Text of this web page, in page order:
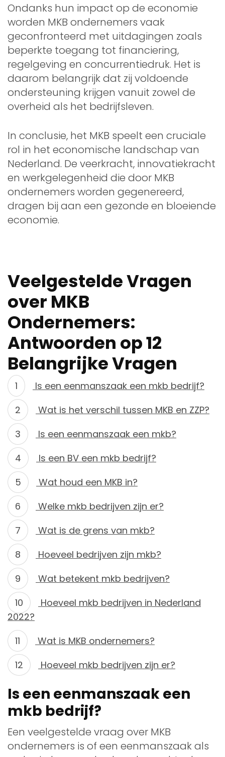
Ondanks hun impact op de economie
worden MKB ondernemers vaak
geconfronteerd met uitdagingen zoals
beperkte toegang tot financiering,
regelgeving en concurrentiedruk. Het is
daarom belangrijk dat zij voldoende
ondersteuning krijgen vanuit zowel de
overheid als het bedrijfsleven.
In conclusie, het MKB speelt een cruciale
rol in het economische landschap van
Nederland. De veerkracht, innovatiekracht
en werkgelegenheid die door MKB
ondernemers worden gegenereerd,
dragen bij aan een gezonde en bloeiende
economie.
Veelgestelde Vragen
over MKB
Ondernemers:
Antwoorden op 12
Belangrijke Vragen
Is een eenmanszaak een mkb bedrijf?
Wat is het verschil tussen MKB en ZZP?
Is een eenmanszaak een mkb?
Is een BV een mkb bedrijf?
Wat houd een MKB in?
Welke mkb bedrijven zijn er?
Wat is de grens van mkb?
Hoeveel bedrijven zijn mkb?
Wat betekent mkb bedrijven?
Hoeveel mkb bedrijven in Nederland
2022?
Wat is MKB ondernemers?
Hoeveel mkb bedrijven zijn er?
Is een eenmanszaak een
mkb bedrijf?
Een veelgestelde vraag over MKB
ondernemers is of een eenmanszaak als